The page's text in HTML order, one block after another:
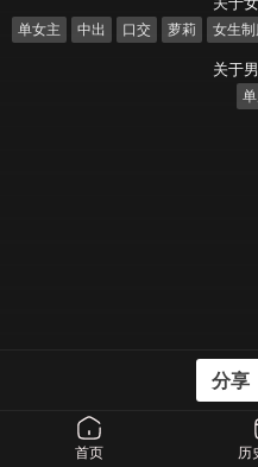
单女主 中出 口交 萝莉 女生制
关于
(C107) [Tsukuten (Madoka
Archive) [Chinese] [欶澜汉化组]
分享
首页 历